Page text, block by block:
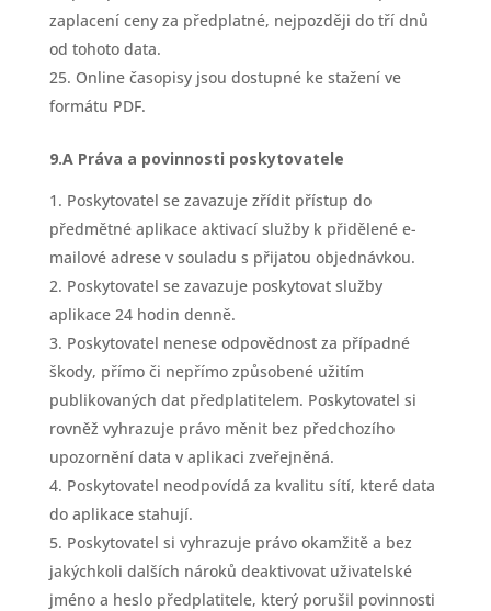
zaplacení ceny za předplatné, nejpozději do tří dnů
od tohoto data.
Online časopisy jsou dostupné ke stažení ve
formátu PDF.
9.A Práva a povinnosti poskytovatele
Poskytovatel se zavazuje zřídit přístup do
předmětné aplikace aktivací služby k přidělené e-
mailové adrese v souladu s přijatou objednávkou.
Poskytovatel se zavazuje poskytovat služby
aplikace 24 hodin denně.
Poskytovatel nenese odpovědnost za případné
škody, přímo či nepřímo způsobené užitím
publikovaných dat předplatitelem. Poskytovatel si
rovněž vyhrazuje právo měnit bez předchozího
upozornění data v aplikaci zveřejněná.
Poskytovatel neodpovídá za kvalitu sítí, které data
do aplikace stahují.
Poskytovatel si vyhrazuje právo okamžitě a bez
jakýchkoli dalších nároků deaktivovat uživatelské
jméno a heslo předplatitele, který porušil povinnosti